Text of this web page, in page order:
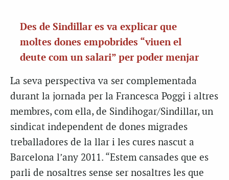
Des de Sindillar es va explicar que
moltes dones empobrides “viuen el
deute com un salari” per poder menjar
La seva perspectiva va ser complementada
durant la jornada per la Francesca Poggi i altres
membres, com ella, de Sindihogar/Sindillar, un
sindicat independent de dones migrades
treballadores de la llar i les cures nascut a
Barcelona l’any 2011. “Estem cansades que es
parli de nosaltres sense ser nosaltres les que